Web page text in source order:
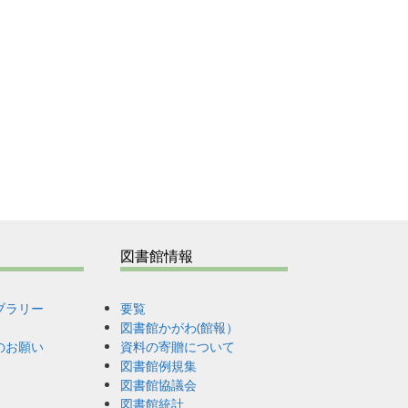
ラリー
お願い
図書館情報
要覧
図書館かがわ(館報）
資料の寄贈について
図書館例規集
図書館協議会
図書館統計